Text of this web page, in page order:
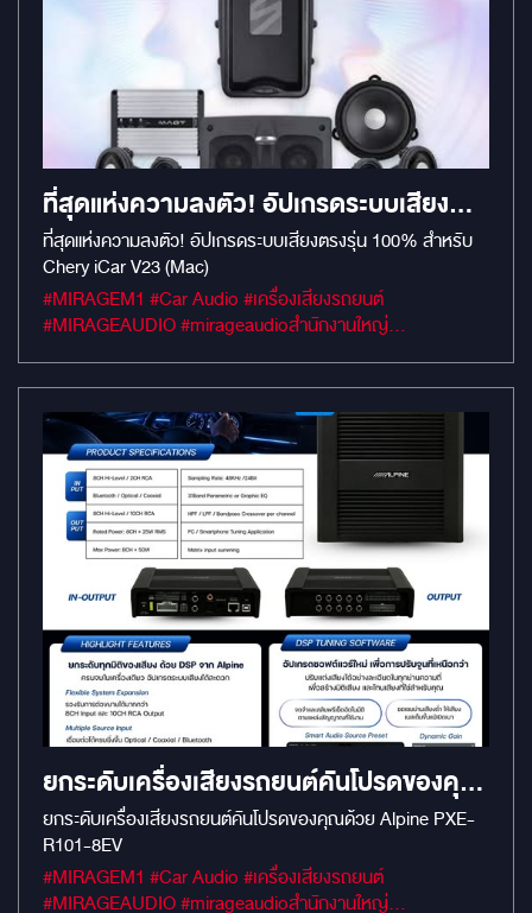
ที่สุดแห่งความลงตัว! อัปเกรดระบบเสียง
ตรงรุ่น 100% สำหรับ CHERY ICAR V23
(MAC)
ที่สุดแห่งความลงตัว! อัปเกรดระบบเสียงตรงรุ่น 100% สำหรับ
Chery iCar V23 (Mac)
#MIRAGEM1 #Car Audio #เครื่องเสียงรถยนต์
#MIRAGEAUDIO #mirageaudioสำนักงานใหญ่
ยกระดับเครื่องเสียงรถยนต์คันโปรดของคุณ
ด้วย ALPINE PXE-R101-8EV
ยกระดับเครื่องเสียงรถยนต์คันโปรดของคุณด้วย Alpine PXE-
R101-8EV
#MIRAGEM1 #Car Audio #เครื่องเสียงรถยนต์
#MIRAGEAUDIO #mirageaudioสำนักงานใหญ่